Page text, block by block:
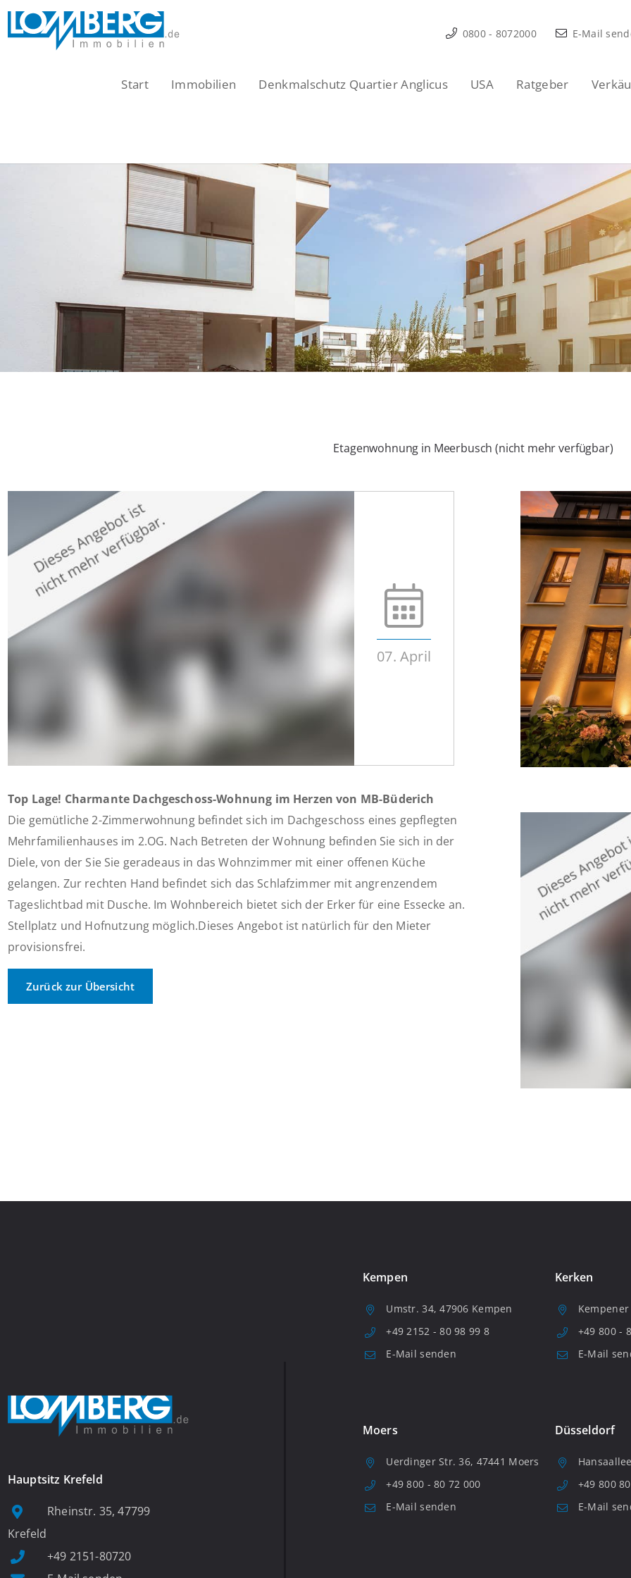
Zum
Inhalt
0800 - 8072000 E-Mail
Start Immobilien Denkmalschutz Quartier Anglicus USA Ratgeber
Etagenwohnung in Meerbusch (nicht mehr verfügbar)
07. April
Top Lage! Charmante Dachgeschoss-Wohnung im Herzen von MB-Büderich
Die gemütliche 2-Zimmerwohnung befindet sich im Dachgeschoss eines gepflegten
Mehrfamilienhauses im 2.OG. Nach Betreten der Wohnung befinden Sie sich in der
Diele, von der Sie Sie geradeaus in das Wohnzimmer mit einer offenen Küche
gelangen. Zur rechten Hand befindet sich das Schlafzimmer mit angrenzendem
Tageslichtbad mit Dusche. Im Wohnbereich bietet sich der Erker für eine Essecke an.
Stellplatz und Hofnutzung möglich.Dieses Angebot ist natürlich für den Mieter
provisionsfrei.
Zurück zur Übersicht
Hauptsitz Krefeld
Rheinstr. 35, 47799
Krefeld
+49 2151-80720
Kempen
Umstr. 34, 47906 Kempen
+49 2152 - 80 98 99 8
E-Mail senden
Kerken
+49 800 -
E-Mail
Moers
Uerdinger Str. 36, 47441 Moers
+49 800 - 80 72 000
E-Mail senden
Düsseldorf
+49 800
E-Mail